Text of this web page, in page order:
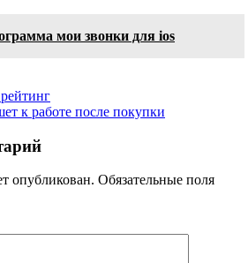
мои звонки для ios
к работе после покупки
опубликован. Обязательные поля